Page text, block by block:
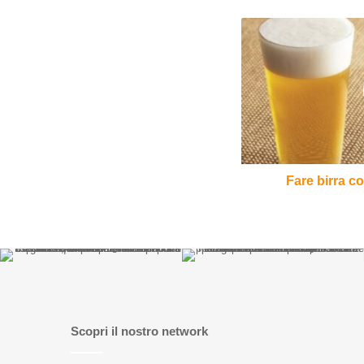
Fare
birra
con
la
segale...
All
Rye!
Fare birra
Scopri il nostro network